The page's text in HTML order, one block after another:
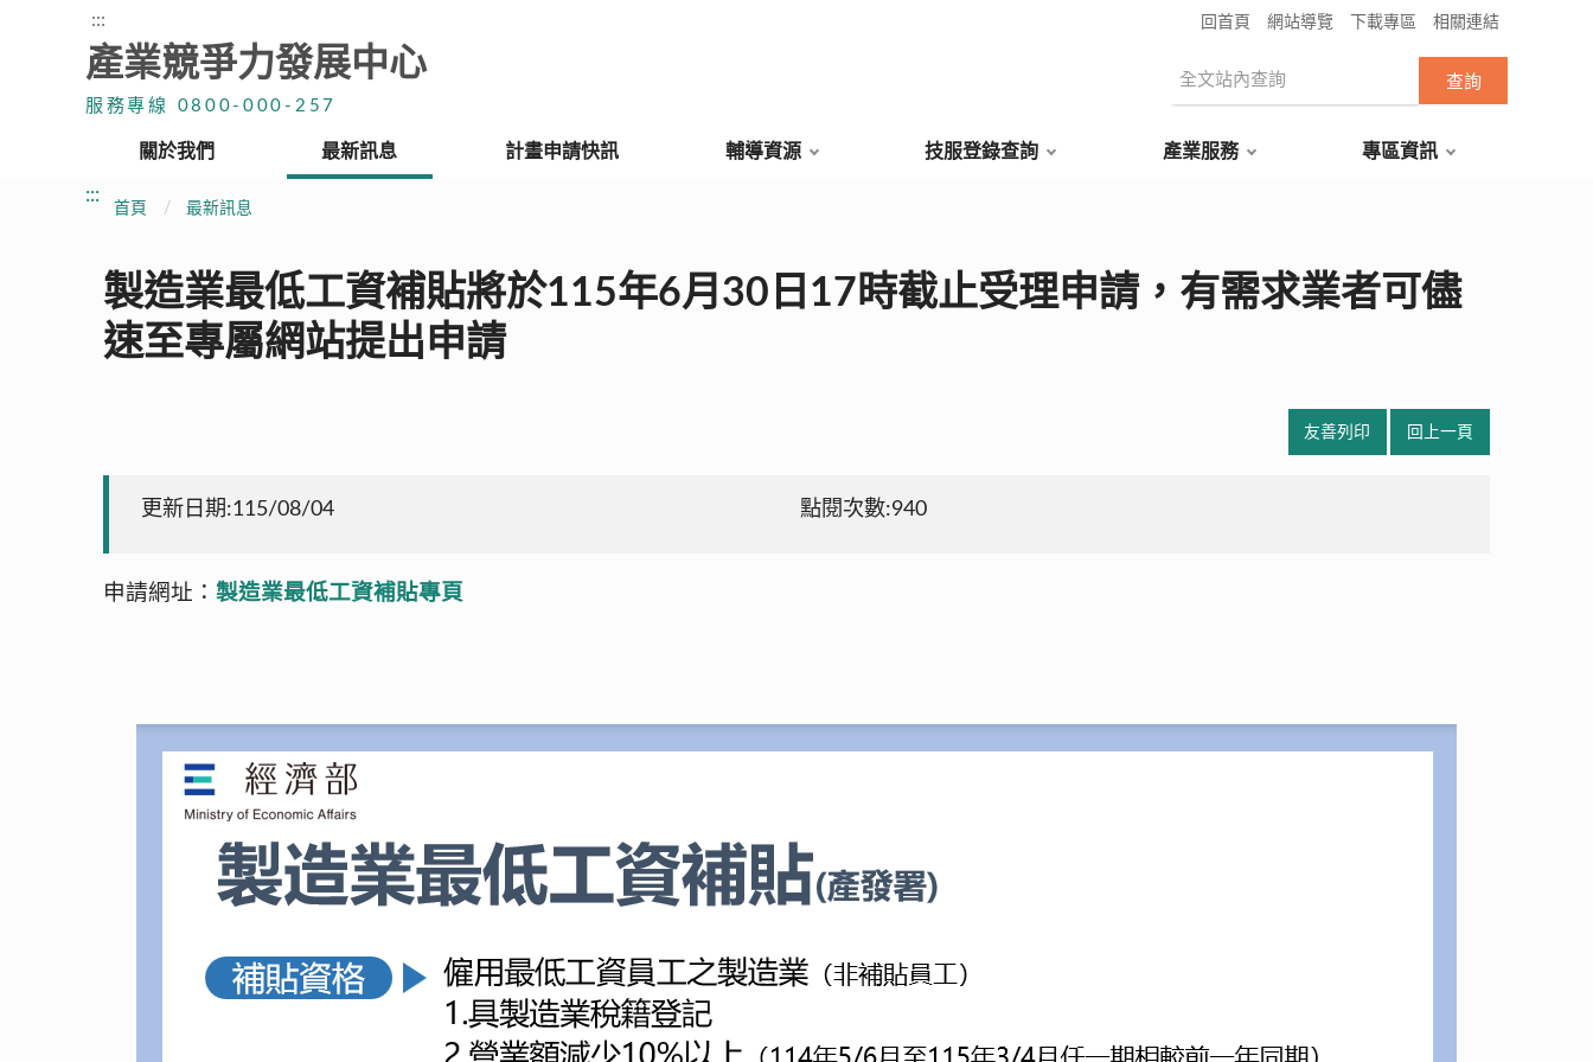
::: 回首頁 網站導覽 下載專區 相關連結
產業競爭力發展中心
服務專線 0800-000-257
關於我們 最新訊息 計畫申請快訊 輔導資源 技服登錄查詢 產業服務 專區資訊
:::
首頁 最新訊息
製造業最低工資補貼將於115年6月30日17時截止受理申請，有需求業者可儘
速至專屬網站提出申請
友善列印 回上一頁
更新日期:115/08/04 點閱次數:940
申請網址： 製造業最低工資補貼專頁